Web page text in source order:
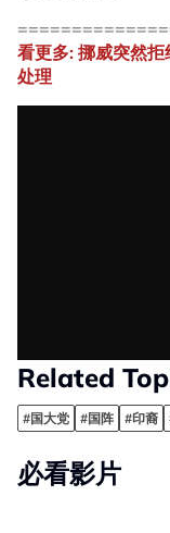
看更多: 挪威突然
处理
Related
#国大党 #国阵 #印裔
必看影片